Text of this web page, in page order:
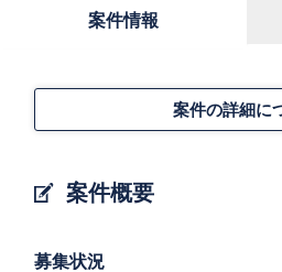
案件情報
案件概要
案件の詳細に
募集状況